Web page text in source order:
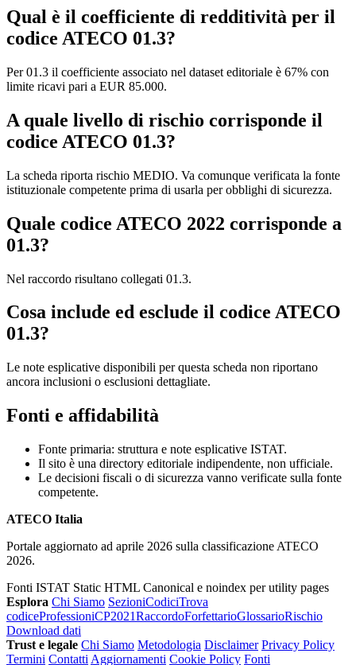
Qual è il coefficiente di redditività per il
codice ATECO 01.3?
Per 01.3 il coefficiente associato nel dataset editoriale è 67% con
limite ricavi pari a EUR 85.000.
A quale livello di rischio corrisponde il
codice ATECO 01.3?
La scheda riporta rischio MEDIO. Va comunque verificata la fonte
istituzionale competente prima di usarla per obblighi di sicurezza.
Quale codice ATECO 2022 corrisponde a
01.3?
Nel raccordo risultano collegati 01.3.
Cosa include ed esclude il codice ATECO
01.3?
Le note esplicative disponibili per questa scheda non riportano
ancora inclusioni o esclusioni dettagliate.
Fonti e affidabilità
Fonte primaria: struttura e note esplicative ISTAT.
Il sito è una directory editoriale indipendente, non ufficiale.
Le decisioni fiscali o di sicurezza vanno verificate sulla fonte
competente.
ATECO Italia
Portale aggiornato ad aprile 2026 sulla classificazione ATECO
2026.
Fonti ISTAT Static HTML Canonical e noindex per utility pages
Esplora Chi Siamo SezioniCodiciTrova
codiceProfessioniCP2021RaccordoForfettarioGlossarioRischio
Download dati
Trust e legale Chi Siamo Metodologia Disclaimer Privacy Policy
Termini Contatti Aggiornamenti Cookie Policy Fonti